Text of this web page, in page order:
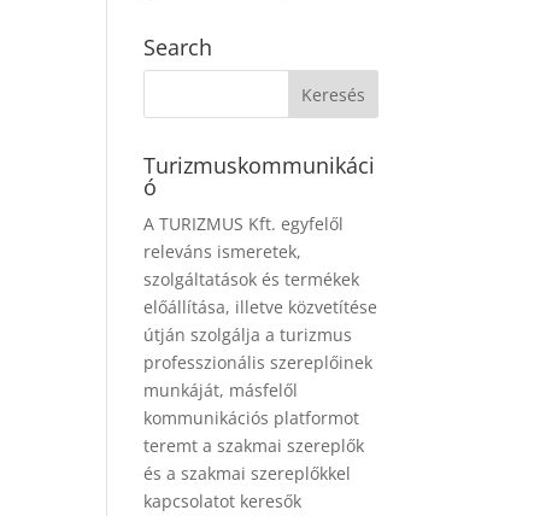
Search
Turizmuskommunikáci
ó
A TURIZMUS Kft. egyfelől
releváns ismeretek,
szolgáltatások és termékek
előállítása, illetve közvetítése
útján szolgálja a turizmus
professzionális szereplőinek
munkáját, másfelől
kommunikációs platformot
teremt a szakmai szereplők
és a szakmai szereplőkkel
kapcsolatot keresők